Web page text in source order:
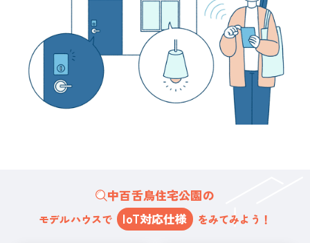
中百舌鳥住宅公園の
モデルハウスで IoT対応仕様 をみてみよう！